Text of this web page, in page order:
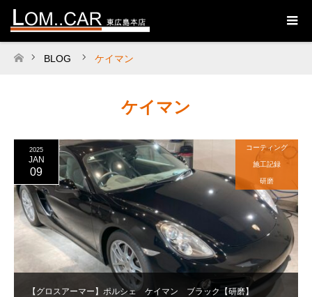
ホーム
BLOG ケイマン
ケイマン
【グロスアーマー】ポルシェ ケイマン ブラック【研磨】
2025
JAN
09
コーティング
施工記録
研磨